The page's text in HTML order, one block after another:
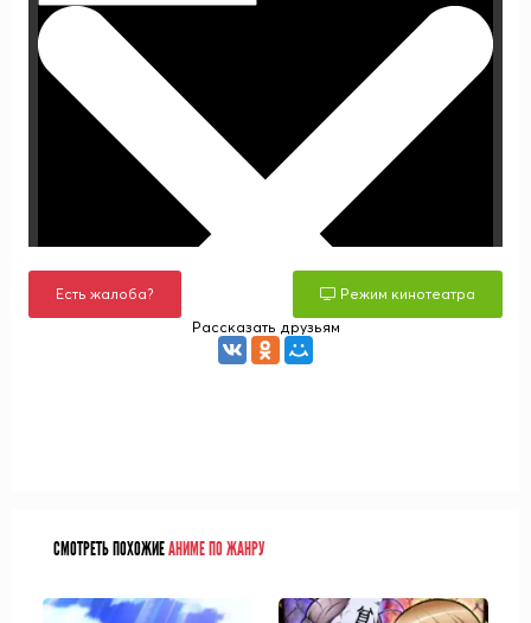
Есть жалоба?
Режим кинотеатра
Рассказать друзьям
СМОТРЕТЬ ПОХОЖИЕАНИМЕ ПО ЖАНРУ